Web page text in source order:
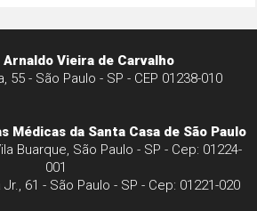
Arnaldo Vieira de Carvalho
55 - São Paulo - SP - CEP 01238-010
Médicas da Santa Casa de São Paulo
Buarque, São Paulo - SP - Cep: 01224-
001
61 - São Paulo - SP - Cep: 01221-020